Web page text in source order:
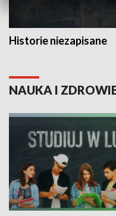
Historie niezapisane
NAUKA I